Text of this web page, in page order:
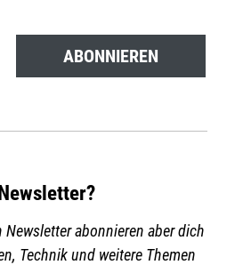
ABONNIEREN
abonnieren aber dich
Technik und weitere Themen